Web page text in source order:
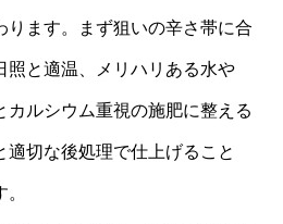
ります。まず狙いの辛さ帯に合
照と適温、メリハリある水や
カルシウム重視の施肥に整える
適切な後処理で仕上げること